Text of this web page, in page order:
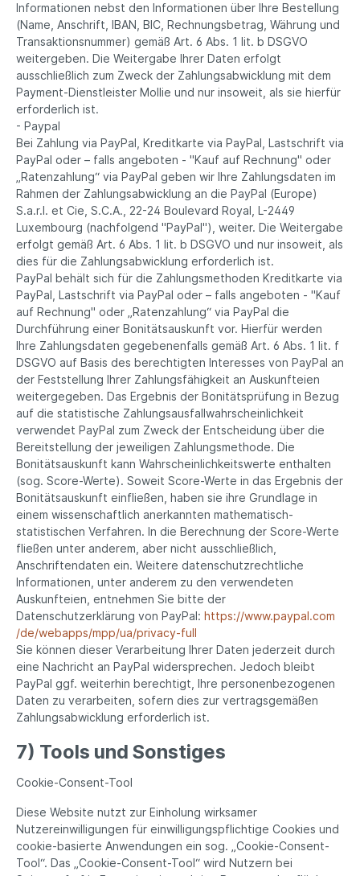
Informationen nebst den Informationen über Ihre Bestellung
(Name, Anschrift, IBAN, BIC, Rechnungsbetrag, Währung und
Transaktionsnummer) gemäß Art. 6 Abs. 1 lit. b DSGVO
weitergeben. Die Weitergabe Ihrer Daten erfolgt
ausschließlich zum Zweck der Zahlungsabwicklung mit dem
Payment-Dienstleister Mollie und nur insoweit, als sie hierfür
erforderlich ist.
- Paypal
Bei Zahlung via PayPal, Kreditkarte via PayPal, Lastschrift via
PayPal oder – falls angeboten - "Kauf auf Rechnung" oder
„Ratenzahlung“ via PayPal geben wir Ihre Zahlungsdaten im
Rahmen der Zahlungsabwicklung an die PayPal (Europe)
S.a.r.l. et Cie, S.C.A., 22-24 Boulevard Royal, L-2449
Luxembourg (nachfolgend "PayPal"), weiter. Die Weitergabe
erfolgt gemäß Art. 6 Abs. 1 lit. b DSGVO und nur insoweit, als
dies für die Zahlungsabwicklung erforderlich ist.
PayPal behält sich für die Zahlungsmethoden Kreditkarte via
PayPal, Lastschrift via PayPal oder – falls angeboten - "Kauf
auf Rechnung" oder „Ratenzahlung“ via PayPal die
Durchführung einer Bonitätsauskunft vor. Hierfür werden
Ihre Zahlungsdaten gegebenenfalls gemäß Art. 6 Abs. 1 lit. f
DSGVO auf Basis des berechtigten Interesses von PayPal an
der Feststellung Ihrer Zahlungsfähigkeit an Auskunfteien
weitergegeben. Das Ergebnis der Bonitätsprüfung in Bezug
auf die statistische Zahlungsausfallwahrscheinlichkeit
verwendet PayPal zum Zweck der Entscheidung über die
Bereitstellung der jeweiligen Zahlungsmethode. Die
Bonitätsauskunft kann Wahrscheinlichkeitswerte enthalten
(sog. Score-Werte). Soweit Score-Werte in das Ergebnis der
Bonitätsauskunft einfließen, haben sie ihre Grundlage in
einem wissenschaftlich anerkannten mathematisch-
statistischen Verfahren. In die Berechnung der Score-Werte
fließen unter anderem, aber nicht ausschließlich,
Anschriftendaten ein. Weitere datenschutzrechtliche
Informationen, unter anderem zu den verwendeten
Auskunfteien, entnehmen Sie bitte der
Datenschutzerklärung von PayPal: https://www.paypal.com
/de/webapps/mpp/ua/privacy-full
Sie können dieser Verarbeitung Ihrer Daten jederzeit durch
eine Nachricht an PayPal widersprechen. Jedoch bleibt
PayPal ggf. weiterhin berechtigt, Ihre personenbezogenen
Daten zu verarbeiten, sofern dies zur vertragsgemäßen
Zahlungsabwicklung erforderlich ist.
7) Tools und Sonstiges
Cookie-Consent-Tool
Diese Website nutzt zur Einholung wirksamer
Nutzereinwilligungen für einwilligungspflichtige Cookies und
cookie-basierte Anwendungen ein sog. „Cookie-Consent-
Tool“. Das „Cookie-Consent-Tool“ wird Nutzern bei